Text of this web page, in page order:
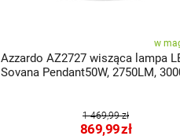
w
Azzardo AZ2727 wisząca lampa
Sovana Pendant50W, 2750LM,
1 469,99 zł
869,99zł